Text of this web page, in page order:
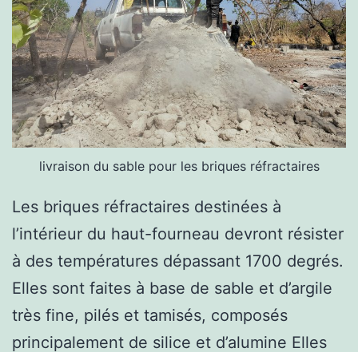
livraison du sable pour les briques réfractaires
Les briques réfractaires destinées à
l’intérieur du haut-fourneau devront résister
à des températures dépassant 1700 degrés.
Elles sont faites à base de sable et d’argile
très fine, pilés et tamisés, composés
principalement de silice et d’alumine Elles